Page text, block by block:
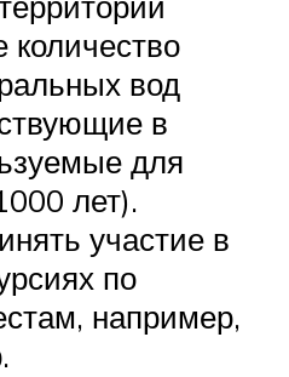
количество
вод
в
для
лет).
участие в
по
например,